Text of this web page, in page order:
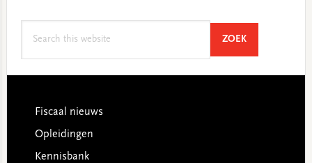
ZOEKSEARCH
Footer
Fiscaal nieuws
Opleidingen
Kennisbank